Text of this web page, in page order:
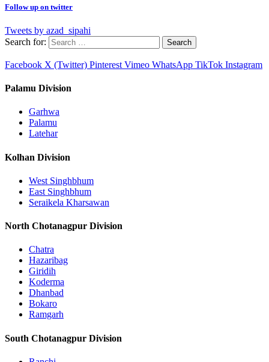
Follow up on twitter
Tweets by azad_sipahi
Search for:
Facebook X (Twitter) Pinterest Vimeo WhatsApp TikTok Instagram
Palamu Division
Garhwa
Palamu
Latehar
Kolhan Division
West Singhbhum
East Singhbhum
Seraikela Kharsawan
North Chotanagpur Division
Chatra
Hazaribag
Giridih
Koderma
Dhanbad
Bokaro
Ramgarh
South Chotanagpur Division